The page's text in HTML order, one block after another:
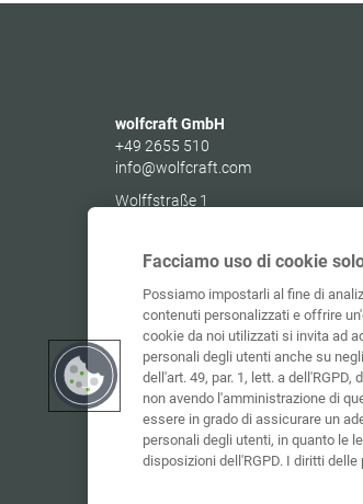
wolfcraft GmbH
+49 2655 510
info@wolfcraft.com
Wolffstraße 1
Facciamo uso di cookie
Possiamo impostarli al fine di
contenuti personalizzati e offrire
cookie da noi utilizzati si invita ad
personali degli utenti anche su
dell'art. 49, par. 1, lett. a
non avendo l'amministrazione di
essere in grado di assicurare un
personali degli utenti, in quanto le
disposizioni dell'RGPD. I diritti